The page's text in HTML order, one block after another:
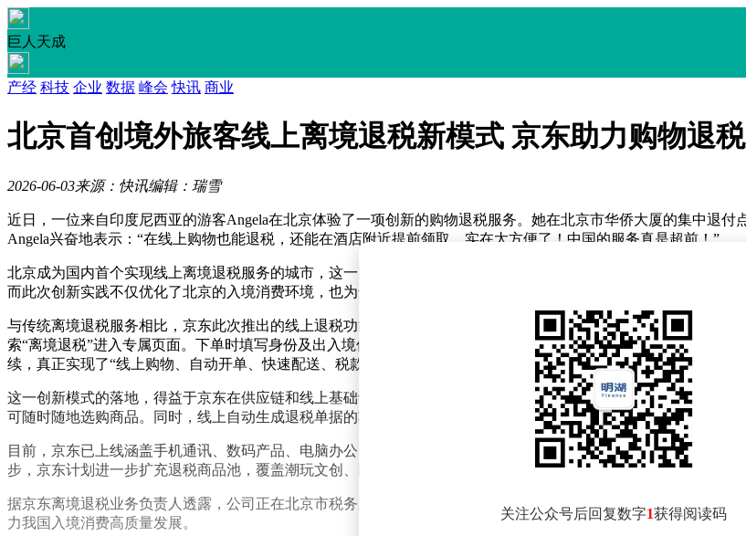
巨人天成
产经 科技 企业 数据 峰会 快讯 商业
北京首创境外旅客线上离境退税新模式 京东助力购物退
2026-06-03来源：快讯编辑：瑞雪
近日，一位来自印度尼西亚的游客Angela在北京体验了一项创新的购物退税服务。她在北京市华侨大厦的集中退付
Angela兴奋地表示：“在线上购物也能退税，还能在酒店附近提前领取，实在太方便了！中国的服务真是超前！”
北京成为国内首个实现线上离境退税服务的城市，这一突破性进展标志着京东成为国内首个支持境外旅客“网上离
而此次创新实践不仅优化了北京的入境消费环境，也为全国推广线上退税提供了可复制的“京东模式”。
与传统离境退税服务相比，京东此次推出的线上退税功能实现了全程数字化操作。境外旅客入境后，可通过京东
索“离境退税”进入专属页面。下单时填写身份及出入境信息后，系统会自动生成电子退税申请单和发票。商品送
续，真正实现了“线上购物、自动开单、快速配送、税款速达”的一站式服务。
这一创新模式的落地，得益于京东在供应链和线上基础设施方面的优势。通过打通网上购物与线下退税的全链条
可随时随地选购商品。同时，线上自动生成退税单据的功能大幅简化了流程，降低了操作门槛，显著提升了退税体
目前，京东已上线涵盖手机通讯、数码产品、电脑办公、厨房小家电、生活电器、个人护理等六大类近300个细分
步，京东计划进一步扩充退税商品池，覆盖潮玩文创、国潮运动户外服饰等更多品类，同时优化退税流程，提升多
据京东离境退税业务负责人透露，公司正在北京市税务局和商务局的指导下，与中国银行合作搭建“即买即退”功
力我国入境消费高质量发展。
关注公众号后回复数字1获得阅读码